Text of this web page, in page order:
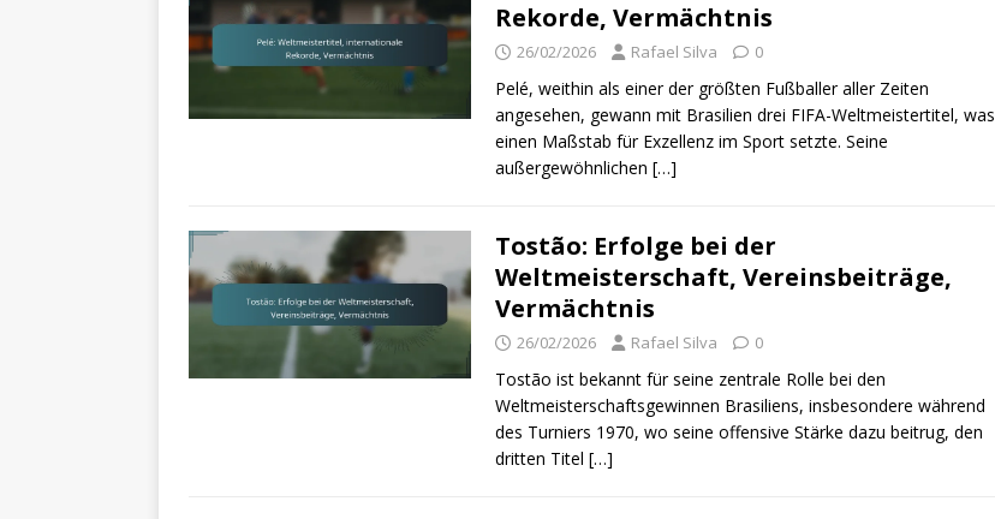
Rekorde, Vermächtnis
26/02/2026 Rafael Silva 0
Pelé, weithin als einer der größten Fußballer aller Zeiten
angesehen, gewann mit Brasilien drei FIFA-Weltmeistertitel, was
einen Maßstab für Exzellenz im Sport setzte. Seine
außergewöhnlichen […]
Tostão: Erfolge bei der
Weltmeisterschaft, Vereinsbeiträge,
Vermächtnis
26/02/2026 Rafael Silva 0
Tostão ist bekannt für seine zentrale Rolle bei den
Weltmeisterschaftsgewinnen Brasiliens, insbesondere während
des Turniers 1970, wo seine offensive Stärke dazu beitrug, den
dritten Titel […]